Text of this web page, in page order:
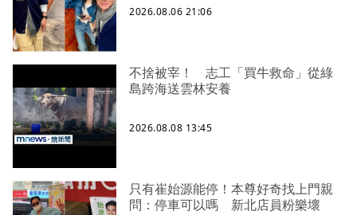
2026.08.06 21:06
不捨被宰！ 志工「買牛救命」從綠
島跨海送雲林安養
2026.08.08 13:45
只有崔始源能停！本尊好奇找上門親
問：停車可以嗎 新北店員粉樂壞